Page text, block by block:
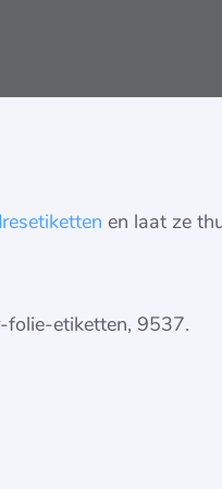
en laat ze
folie-etiketten, 9537.